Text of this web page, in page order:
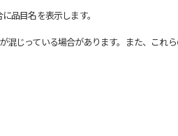
品目名を表示します。
っている場合があります。また、これ